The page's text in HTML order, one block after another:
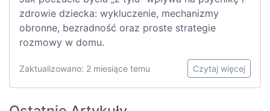
zdrowie dziecka: wykluczenie, mechanizmy
obronne, bezradność oraz proste strategie
rozmowy w domu.
Zaktualizowano: 2 miesiące temu Czytaj więcej